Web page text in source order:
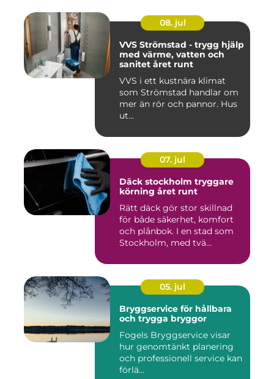
08. jul
VVS Strömstad - trygg hjälp
med värme, vatten och
sanitet året runt
VVS i ett kustnära klimat
som Strömstad handlar om
mer än rör och pannor. Hus
ut...
07. jul
Däck stockholm tryggare
körning året runt
Rätt däck gör stor skillnad
för både säkerhet, komfort
och plånbok. I en stad som
Stockholm, med tvä...
05. jul
Bryggservice för hållbara
och trygga bryggor
Fogels Bryggservice visar
hur genomtänkt planering
och professionell service kan
förlä...